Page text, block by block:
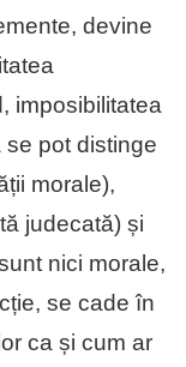
devine
imposibilitatea
pot distinge
morale),
judecată) și
nici morale,
se cade în
ca și cum ar